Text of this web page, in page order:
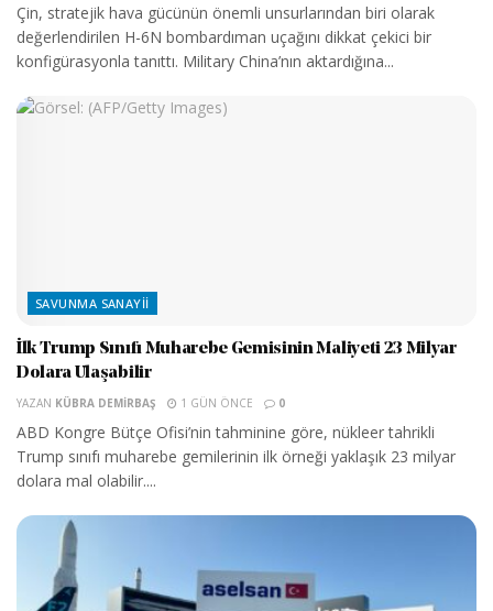
Çin, stratejik hava gücünün önemli unsurlarından biri olarak
değerlendirilen H-6N bombardıman uçağını dikkat çekici bir
konfigürasyonla tanıttı. Military China’nın aktardığına...
SAVUNMA SANAYII
İlk Trump Sınıfı Muharebe Gemisinin Maliyeti 23 Milyar
Dolara Ulaşabilir
YAZAN KÜBRA DEMIRBAŞ 1 GÜN ÖNCE 0
ABD Kongre Bütçe Ofisi’nin tahminine göre, nükleer tahrikli
Trump sınıfı muharebe gemilerinin ilk örneği yaklaşık 23 milyar
dolara mal olabilir....